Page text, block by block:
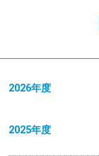
2026年度
2025年度